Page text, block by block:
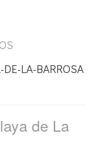
LA-BARROSA
de La